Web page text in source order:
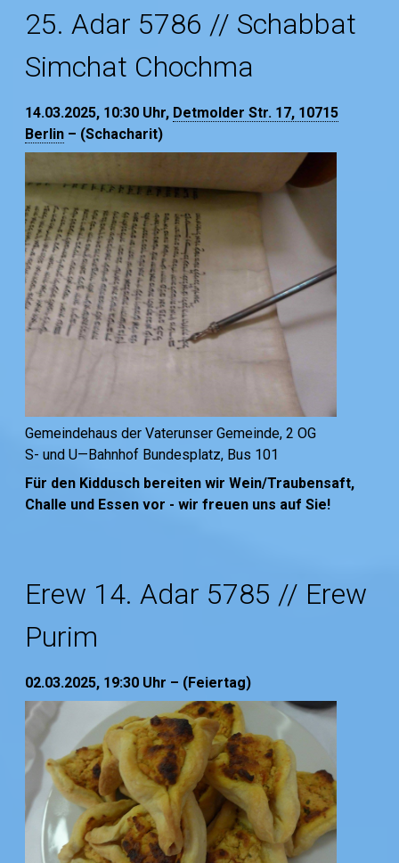
25. Adar 5786 // Schabbat
Simchat Chochma
14.03.2025, 10:30 Uhr, Detmolder Str. 17, 10715
Berlin – (Schacharit)
Gemeindehaus der Vaterunser Gemeinde, 2 OG
S- und U—Bahnhof Bundesplatz, Bus 101
Für den Kiddusch bereiten wir Wein/Traubensaft,
Challe und Essen vor - wir freuen uns auf Sie!
Erew 14. Adar 5785 // Erew
Purim
02.03.2025, 19:30 Uhr – (Feiertag)